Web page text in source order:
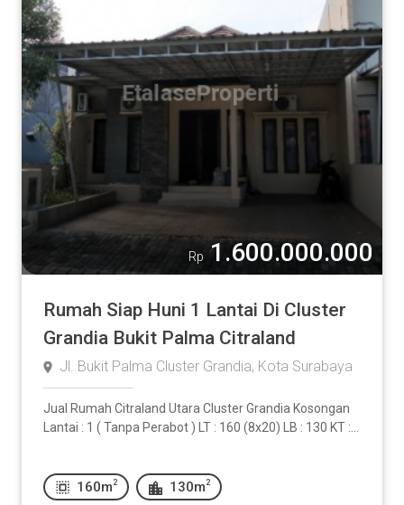
Rp 1.600.000.000
Rumah Siap Huni 1 Lantai Di Cluster
Grandia Bukit Palma Citraland
Jl. Bukit Palma Cluster Grandia, Kota Surabaya
Jual Rumah Citraland Utara Cluster Grandia Kosongan
Lantai : 1 ( Tanpa Perabot ) LT : 160 (8x20) LB : 130 KT :...
160m 2 130m 2